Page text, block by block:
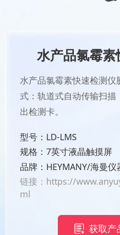
水产品氯霉
水产品氯霉素快速检测仪
式：轨道式自动传输扫描
出检测卡。
型号：LD-LMS
规格：7英寸液晶触摸屏
品牌：HEYMANY/海曼仪
链接： https://
ml
获取产